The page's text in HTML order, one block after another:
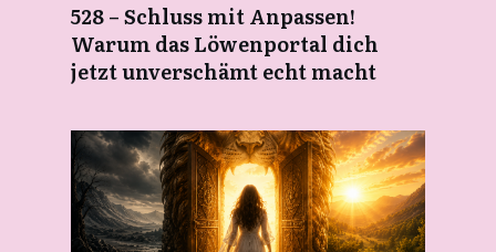
528 – Schluss mit Anpassen!
Warum das Löwenportal dich
jetzt unverschämt echt macht